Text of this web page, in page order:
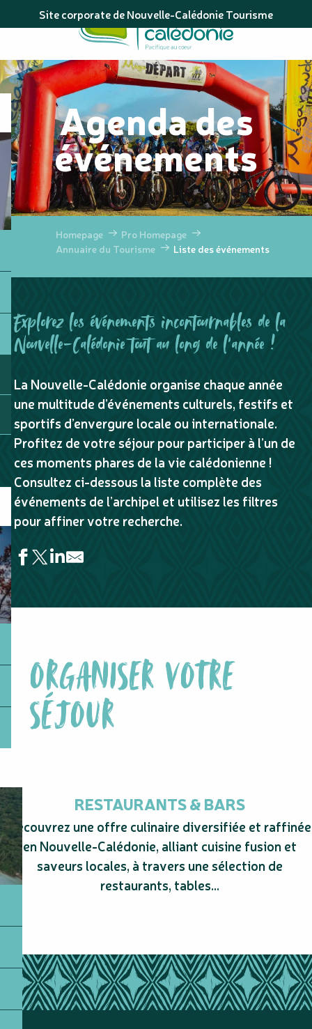
au
principal
Site corporate de Nouvelle-Calédonie Tourisme
Agenda des
événements
Homepage
Pro Homepage
Annuaire du Tourisme
Liste des événements
Explorez les événements incontournables de la
Nouvelle-Calédonie tout au long de l'année !
La Nouvelle-Calédonie organise chaque année
une multitude d’événements culturels, festifs et
sportifs d’envergure locale ou internationale.
Profitez de votre séjour pour participer à l’un de
ces moments phares de la vie calédonienne !
Consultez ci-dessous la liste complète des
événements de l’archipel et utilisez les filtres
pour affiner votre recherche.
VTT Pro Tour
Guidance Festival
Pérignon Allianz Trail
Trail Pro Tour
Raid de l'Île des Pins
ORGANISER VOTRE
SÉJOUR
RESTAURANTS & BARS
Découvrez une offre culinaire diversifiée et raffinée
en Nouvelle-Calédonie, alliant cuisine fusion et
saveurs locales, à travers une sélection de
restaurants, tables...